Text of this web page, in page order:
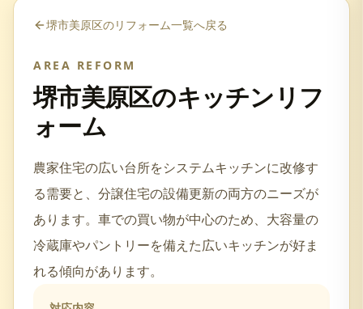
堺市美原区のリフォーム一覧へ戻る
AREA REFORM
堺市美原区のキッチンリフ
ォーム
農家住宅の広い台所をシステムキッチンに改修す
る需要と、分譲住宅の設備更新の両方のニーズが
あります。車での買い物が中心のため、大容量の
冷蔵庫やパントリーを備えた広いキッチンが好ま
れる傾向があります。